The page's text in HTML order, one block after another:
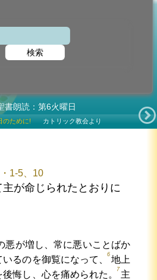
検索
隠世修道者
ジオ 司教
日 (火曜日)
書朗読：第6火曜日
のために! カトリック教会より
1-5、10
主が命じられたとおりに
悪が増し、常に悪いことばか
いるのを御覧になって、
6
地上
後悔し、心を痛められた。
7
主